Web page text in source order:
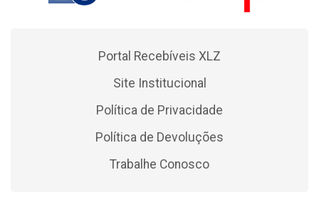
Portal Recebíveis XLZ
Site Institucional
Política de Privacidade
Política de Devoluções
Trabalhe Conosco